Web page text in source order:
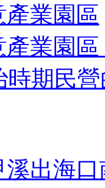
產業園區
產業園
時期民
出海